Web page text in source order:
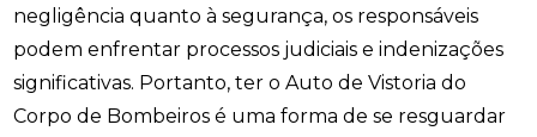
negligência quanto à segurança, os responsáveis
podem enfrentar processos judiciais e indenizações
significativas. Portanto, ter o Auto de Vistoria do
Corpo de Bombeiros é uma forma de se resguardar